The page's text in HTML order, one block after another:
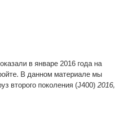
в январе 2016 года на
В данном материале мы
второго поколения (J400) 2016,